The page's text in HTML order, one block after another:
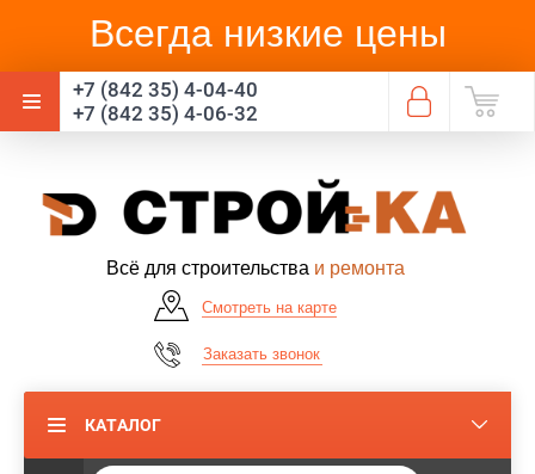
Всегда низкие цены
+7 (842 35) 4-04-40
+7 (842 35) 4-06-32
Всё для строительства и ремонта
Смотреть на карте
Заказать звонок
КАТАЛОГ